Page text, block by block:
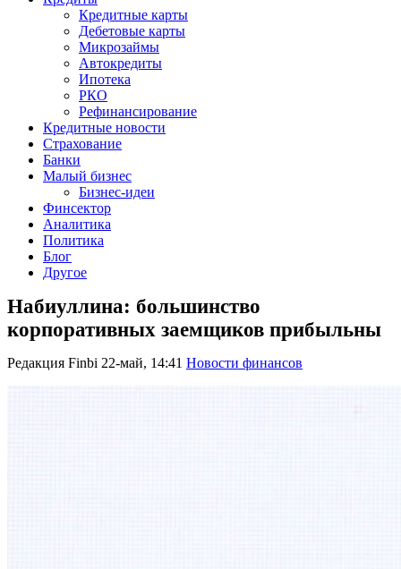
Кредитные карты
Дебетовые карты
Микрозаймы
Автокредиты
Ипотека
РКО
Рефинансирование
Кредитные новости
Страхование
Банки
Малый бизнес
Бизнес-идеи
Финсектор
Аналитика
Политика
Блог
Другое
Набиуллина: большинство
корпоративных заемщиков прибыльны
Редакция Finbi 22-май, 14:41 Новости финансов